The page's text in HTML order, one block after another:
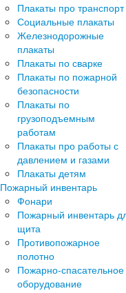
Плакаты про транспорт
Социальные плакаты
Железнодорожные
плакаты
Плакаты по сварке
Плакаты по пожарной
безопасности
Плакаты по
грузоподъемным
работам
Плакаты про работы с
давлением и газами
Плакаты детям
Пожарный инвентарь
Фонари
Пожарный инвентарь
щита
Противопожарное
полотно
Пожарно-спасательное
оборудование